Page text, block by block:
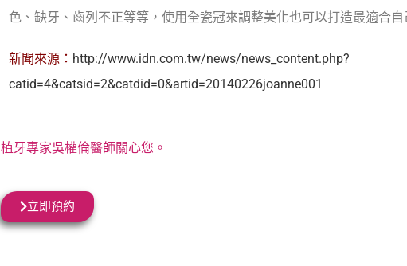
色、缺牙、齒列不正等等，使用全瓷冠來調整美化也可以打造最適合自
新聞來源： http://www.idn.com.tw/news/news_content.php?
catid=4&catsid=2&catdid=0&artid=20140226joanne001
植牙專家吳權倫醫師關心您。
立即預約